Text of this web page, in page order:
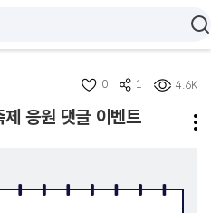
0 1 4.6K
응원 댓글 이벤트